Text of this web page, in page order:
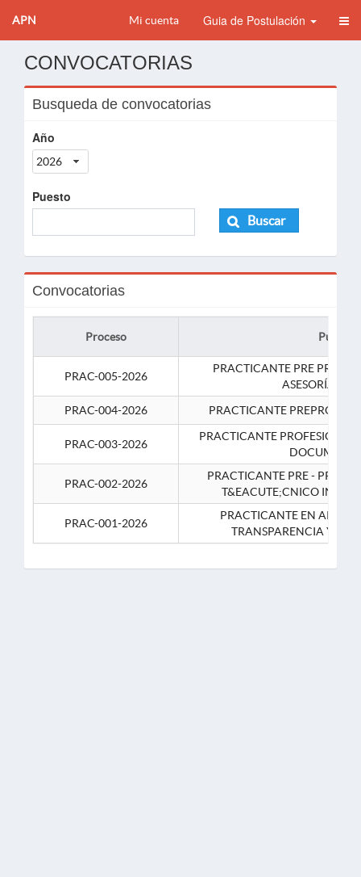
APN Mi cuenta Guia de Postulación
CONVOCATORIAS
Busqueda de convocatorias
Año
2026
Puesto
Buscar
Convocatorias
Proceso Puesto
PRAC-005-2026
PRACTICANTE PRE
ASESORÍA
PRAC-004-2026
PRACTICANTE
PRAC-003-2026
PRACTICANTE
PRAC-002-2026
PRACTICANTE PRE -
T&EACUTE;CNICO
PRAC-001-2026
PRACTICANTE EN APOYO
TRANSPARENCIA Y